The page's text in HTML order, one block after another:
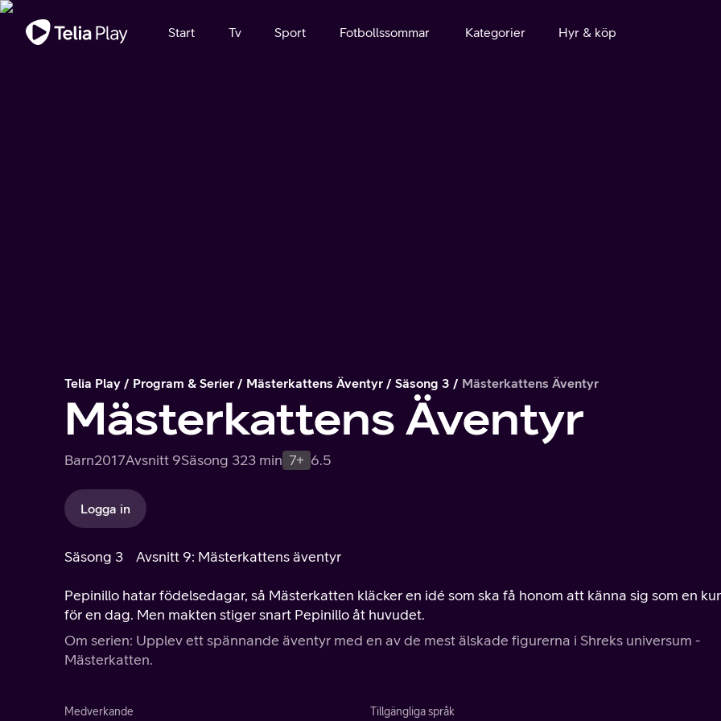
Viktigt meddelande
Start Tv Sport Fotbollssommar Kategorier Hyr & köp
Telia Play Program & Serier Mästerkattens Äventyr Säsong 3 Mästerkattens Äventyr
Mästerkattens Äventyr
Barn2017Avsnitt 9Säsong 323 min 7+ 6.5
Logga in
Säsong 3 Avsnitt 9: Mästerkattens äventyr
Pepinillo hatar födelsedagar, så Mästerkatten kläcker en idé som ska få honom att känna sig som en
för en dag. Men makten stiger snart Pepinillo åt huvudet.
Om serien: Upplev ett spännande äventyr med en av de mest älskade figurerna i Shreks universum -
Mästerkatten.
Medverkande Tillgängliga språk